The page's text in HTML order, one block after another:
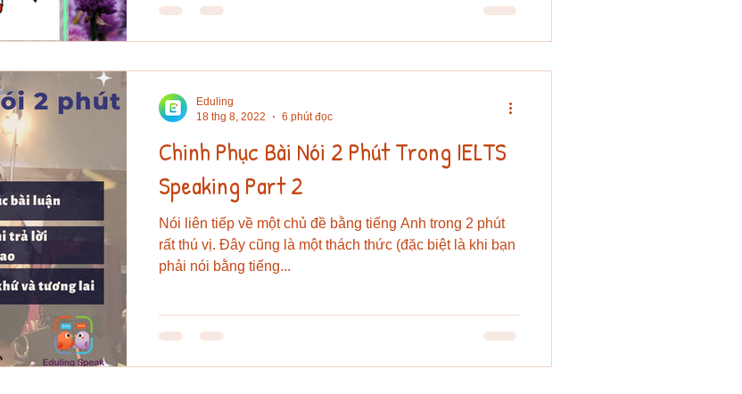
Chinh Phục Bài Nói 2 Phút Trong IELTS
Speaking Part 2
Nói liên tiếp về một chủ đề bằng tiếng Anh trong 2 phút
rất thú vị. Đây cũng là một thách thức (đặc biệt là khi bạn
phải nói bằng tiếng...
Eduling
18 thg 8, 2022
6 phút đọc